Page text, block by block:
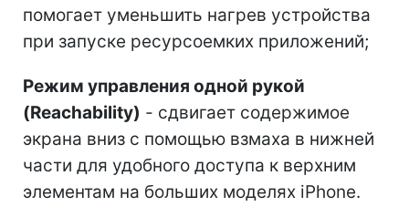
помогает уменьшить нагрев устройства
при запуске ресурсоемких приложений;
Режим управления одной рукой
(Reachability) - сдвигает содержимое
экрана вниз с помощью взмаха в нижней
части для удобного доступа к верхним
элементам на больших моделях iPhone.